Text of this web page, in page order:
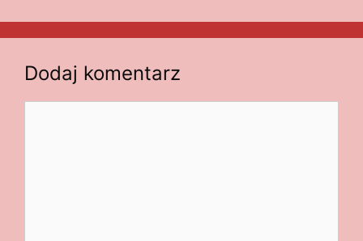
Dodaj komentarz